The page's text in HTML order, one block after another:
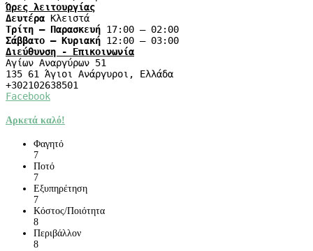
Δευτέρα
Τρίτη – Παρασκευή
Σάββατο – Κυριακή
Αγίων Αναργύρων 51
135 61 Άγιοι Ανάργυροι, Ελλάδα
Facebook
Αρκετά καλό!
Φαγητό
7
Ποτό
7
Εξυπηρέτηση
7
Κόστος/Ποιότητα
8
Περιβάλλον
8